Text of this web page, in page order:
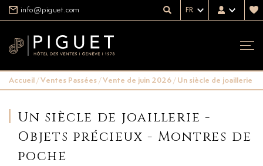
info@piguet.com FR
Accueil/Ventes Passées/Vente de juin 2026/Un siècle de joaillerie -
Un siècle de joaillerie -
Objets précieux - Montres de
poche